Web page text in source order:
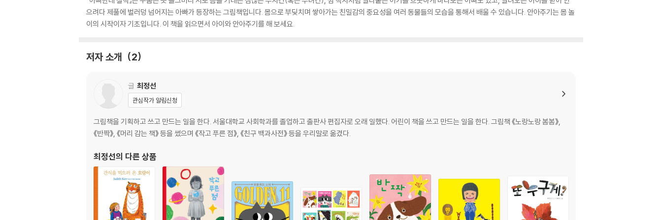
으려다 제풀에 벌러덩 넘어지는 아빠가 등장하는 그림책입니다. 몸으로 부딪치며 쌓아가는 친밀감의 중요성을 여러 동물들의 모습을 통해서 배울 수 있습니다. 안아주기는 몸 놀
이의 시작이자 기초입니다. 이 책을 읽으면서 아이와 안아주기를 해 보세요.
저자 소개 2
글 최정선
관심작가 알림신청
그림책을 기획하고 쓰고 만드는 일을 한다. 서울대학교 사회학과를 졸업하고 출판사 편집자로 오래 일했다. 어린이 책을 쓰고 만드는 일을 한다. 그림책 《노랑노랑 봄봄》,
《반짝》, 《머리 감는 책》 등을 썼으며 《작고 푸른 점》, 《친구 백과사전》 등을 우리말로 옮겼다.
최정선의 다른 상품